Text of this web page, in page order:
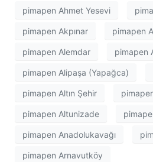
pimapen Ahmet Yesevi
pimapen Akpınar pimapen
pimapen Alemdar pimapen
pimapen Alipaşa (Yapağca)
pimapen Altın Şehir
pimapen Altunizade
pimapen Anadolukavağı
pimapen Arnavutköy